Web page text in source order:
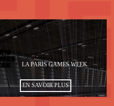
LA PARIS GAMES WEEK
EN SAVOIR PLUS